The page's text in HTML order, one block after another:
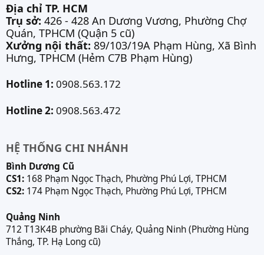
Địa chỉ TP. HCM
Trụ sở: 426 - 428 An Dương Vương, Phường Chợ
Quán, TPHCM (Quận 5 cũ)
Xưởng nội thất: 89/103/19A Phạm Hùng, Xã Bình
Hưng, TPHCM (Hẻm C7B Phạm Hùng)
Hotline 1: 0908.563.172
Hotline 2: 0908.563.472
HỆ THỐNG CHI NHÁNH
Bình Dương Cũ
CS1:168 Phạm Ngọc Thạch, Phường Phú Lợi, TPHCM
CS2:174 Phạm Ngọc Thạch, Phường Phú Lợi, TPHCM
Quảng Ninh
712 T13K4B phường Bãi Cháy, Quảng Ninh (Phường Hùng
Thắng, TP. Hạ Long cũ)